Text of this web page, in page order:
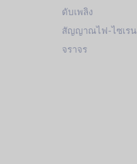
ดับเพลิง
สัญญาณไฟ-ไซเรน
จราจร